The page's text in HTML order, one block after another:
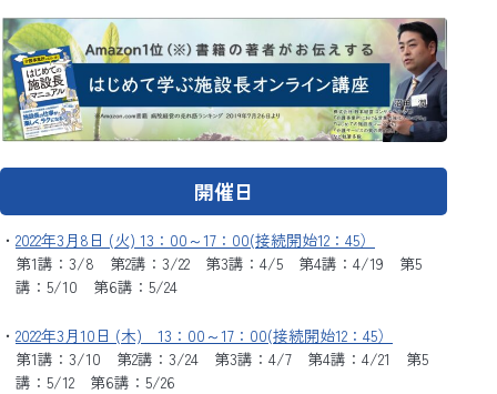
開催日
2022年3月8日 (火) 13：00～17：00(接続開始12：45）
第1講：3/8 第2講：3/22 第3講：4/5 第4講：4/19 第5
講：5/10 第6講：5/24
2022年3月10日 (木) 13：00～17：00(接続開始12：45）
第1講：3/10 第2講：3/24 第3講：4/7 第4講：4/21 第5
講：5/12 第6講：5/26